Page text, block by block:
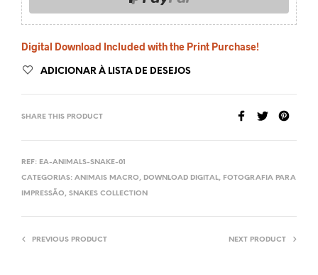
Digital Download Included with the Print Purchase!
ADICIONAR À LISTA DE DESEJOS
SHARE THIS PRODUCT
REF: EA-ANIMALS-SNAKE-01
CATEGORIAS: ANIMAIS MACRO, DOWNLOAD DIGITAL, FOTOGRAFIA PARA
IMPRESSÃO, SNAKES COLLECTION
PREVIOUS PRODUCT NEXT PRODUCT